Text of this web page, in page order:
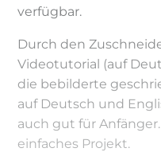
verfügbar.
Durch den
Videotutorial (auf
die bebilderte
auf Deutsch und
auch gut für
einfaches Projekt.